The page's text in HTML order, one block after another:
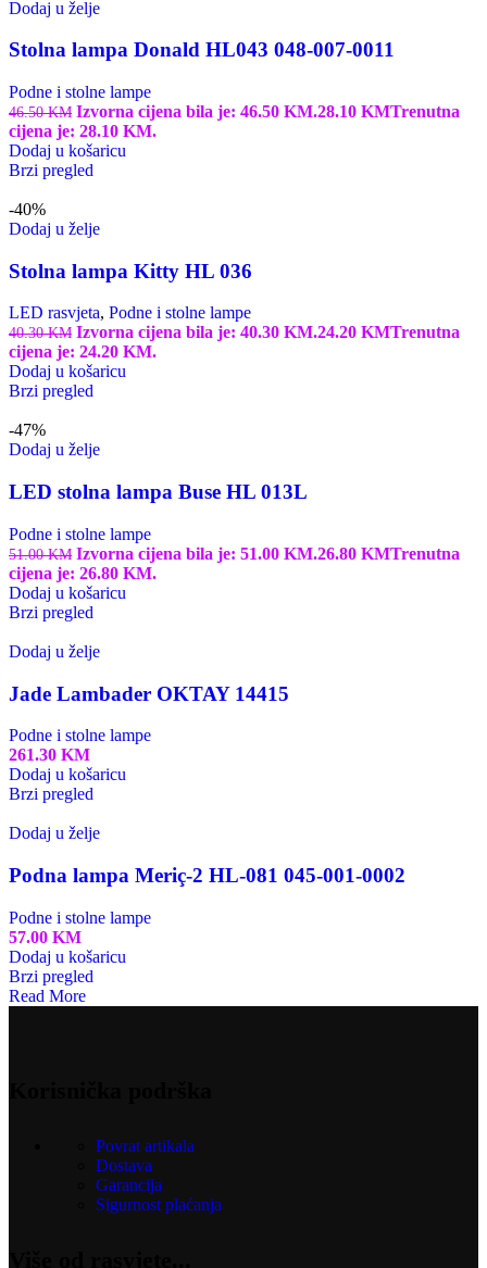
Dodaj u želje
Stolna lampa Donald HL043 048-007-0011
Podne i stolne lampe
46.50KM Izvorna cijena bila je: 46.50 KM.28.10 KMTrenutna
cijena je: 28.10 KM.
Dodaj u košaricu
Brzi pregled
-40%
Dodaj u želje
Stolna lampa Kitty HL 036
LED rasvjeta, Podne i stolne lampe
40.30KM Izvorna cijena bila je: 40.30 KM.24.20 KMTrenutna
cijena je: 24.20 KM.
Dodaj u košaricu
Brzi pregled
-47%
Dodaj u želje
LED stolna lampa Buse HL 013L
Podne i stolne lampe
51.00KM Izvorna cijena bila je: 51.00 KM.26.80 KMTrenutna
cijena je: 26.80 KM.
Dodaj u košaricu
Brzi pregled
Dodaj u želje
Jade Lambader OKTAY 14415
Podne i stolne lampe
261.30 KM
Dodaj u košaricu
Brzi pregled
Dodaj u želje
Podna lampa Meriç-2 HL-081 045-001-0002
Podne i stolne lampe
57.00 KM
Dodaj u košaricu
Brzi pregled
Read More
Povrat artikala
Dostava
Garancija
Sigurnost plaćanja